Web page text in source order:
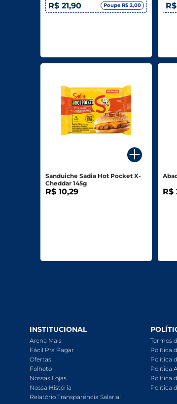
R$ 21,90
Poupe R$ 2,00
Sanduiche Sadia Hot Pocket X-
Cheddar 145g
R$ 10,29 R$
INSTITUCIONAL
Arena Mais
Fácil Pra Pagar
Ofertas
Folheto
Nossas Lojas
Nossa História
Relatório Transparência Salarial
Termos
Política
Política
Política
Política
Política